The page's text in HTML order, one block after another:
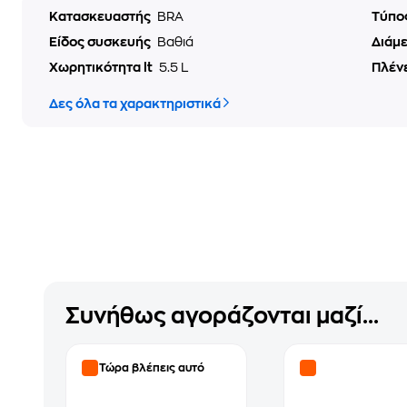
Κατασκευαστής BRA
Είδος συσκευής
Βαθιά
Χωρητικότητα lt 5.5 L
Δες όλα τα χαρακτηριστικά
Συνήθως αγοράζονται μαζί...
Τώρα βλέπεις αυτό